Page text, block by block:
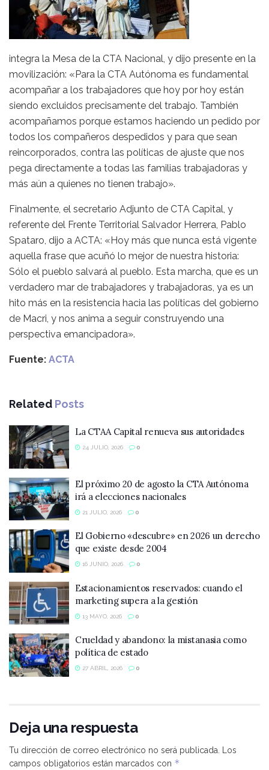
integra la Mesa de la CTA Nacional, y dijo presente en la
movilización: «Para la CTA Autónoma es fundamental
acompañar a los trabajadores que hoy por hoy están
siendo excluidos precisamente del trabajo. También
acompañamos porque estamos haciendo un pedido por
todos los compañeros despedidos y para que sean
reincorporados, contra las políticas de ajuste que nos
pega directamente a todas las familias trabajadoras y
más aún a quienes no tienen trabajo».
Finalmente, el secretario Adjunto de CTA Capital, y
referente del Frente Territorial Salvador Herrera, Pablo
Spataro, dijo a ACTA: «Hoy más que nunca está vigente
aquella frase que acuñó lo mejor de nuestra historia:
Sólo el pueblo salvará al pueblo. Esta marcha, que es un
verdadero mar de trabajadores y trabajadoras, ya es un
hito más en la resistencia hacia las políticas del gobierno
de Macri, y nos anima a seguir construyendo una
perspectiva emancipadora».
Fuente: ACTA
Related Posts
La CTAA Capital renueva sus autoridades
24 JULIO, 2026 0
El próximo 20 de agosto la CTA Autónoma
irá a elecciones nacionales
21 JULIO, 2026 0
El Gobierno «descubre» en 2026 un derecho
que existe desde 2004
16 JUNIO, 2026 0
Estacionamientos reservados: cuando el
marketing supera a la gestión
13 MAYO, 2026 0
Crueldad y abandono: la mistanasia como
política de estado
27 ABRIL, 2026 0
Deja una respuesta
Tu dirección de correo electrónico no será publicada.
Los
campos obligatorios están marcados con *